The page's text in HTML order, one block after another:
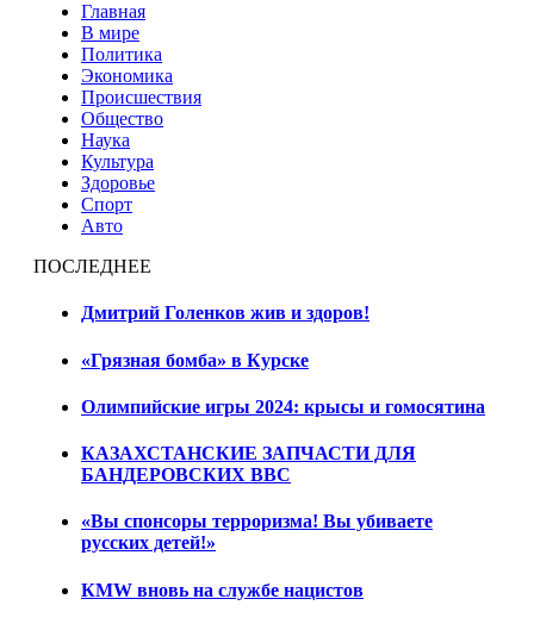
Главная
В мире
Политика
Экономика
Происшествия
Общество
Наука
Культура
Здоровье
Спорт
Авто
ПОСЛЕДНЕЕ
Дмитрий Голенков жив и здоров!
«Грязная бомба» в Курске
Олимпийские игры 2024: крысы и гомосятина
КАЗАХСТАНСКИЕ ЗАПЧАСТИ ДЛЯ
БАНДЕРОВСКИХ ВВС
«Вы спонсоры терроризма! Вы убиваете
русских детей!»
КМW вновь на службе нацистов